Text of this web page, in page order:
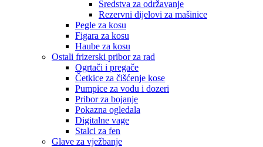
Sredstva za održavanje
Rezervni dijelovi za mašinice
Pegle za kosu
Figara za kosu
Haube za kosu
Ostali frizerski pribor za rad
Ogrtači i pregače
Četkice za čišćenje kose
Pumpice za vodu i dozeri
Pribor za bojanje
Pokazna ogledala
Digitalne vage
Stalci za fen
Glave za vježbanje